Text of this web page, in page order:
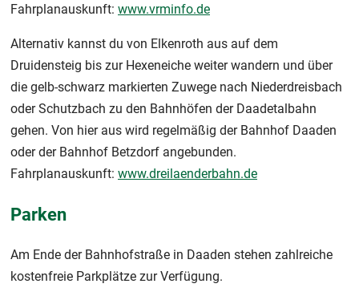
Fahrplanauskunft: www.vrminfo.de
Alternativ kannst du von Elkenroth aus auf dem
Druidensteig bis zur Hexeneiche weiter wandern und über
die gelb-schwarz markierten Zuwege nach Niederdreisbach
oder Schutzbach zu den Bahnhöfen der Daadetalbahn
gehen. Von hier aus wird regelmäßig der Bahnhof Daaden
oder der Bahnhof Betzdorf angebunden.
Fahrplanauskunft: www.dreilaenderbahn.de
Parken
Am Ende der Bahnhofstraße in Daaden stehen zahlreiche
kostenfreie Parkplätze zur Verfügung.